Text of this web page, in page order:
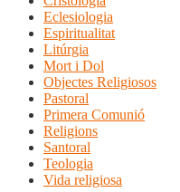
Eclesiologia
Espiritualitat
Litúrgia
Mort i Dol
Objectes Religiosos
Pastoral
Primera Comunió
Religions
Santoral
Teologia
Vida religiosa